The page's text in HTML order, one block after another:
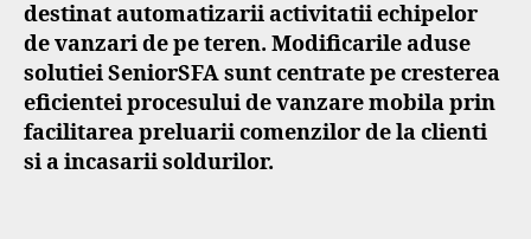
destinat automatizarii activitatii echipelor
de vanzari de pe teren. Modificarile aduse
solutiei SeniorSFA sunt centrate pe cresterea
eficientei procesului de vanzare mobila prin
facilitarea preluarii comenzilor de la clienti
si a incasarii soldurilor.